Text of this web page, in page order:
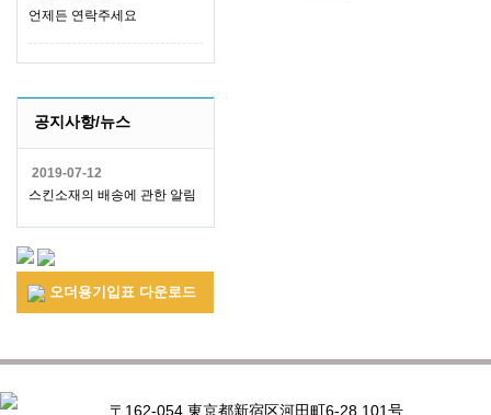
언제든 연락주세요
공지사항/뉴스
2019-07-12
스킨소재의 배송에 관한 알림
오더용기입표 다운로드
〒162-054 東京都新宿区河田町6-28 101号